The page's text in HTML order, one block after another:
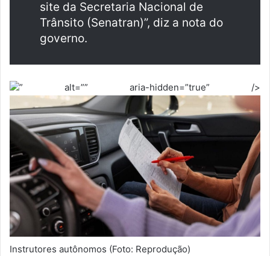
site da Secretaria Nacional de
Trânsito (Senatran)”, diz a nota do
governo.
” alt=”” aria-hidden=”true” />
Instrutores autônomos (Foto: Reprodução)